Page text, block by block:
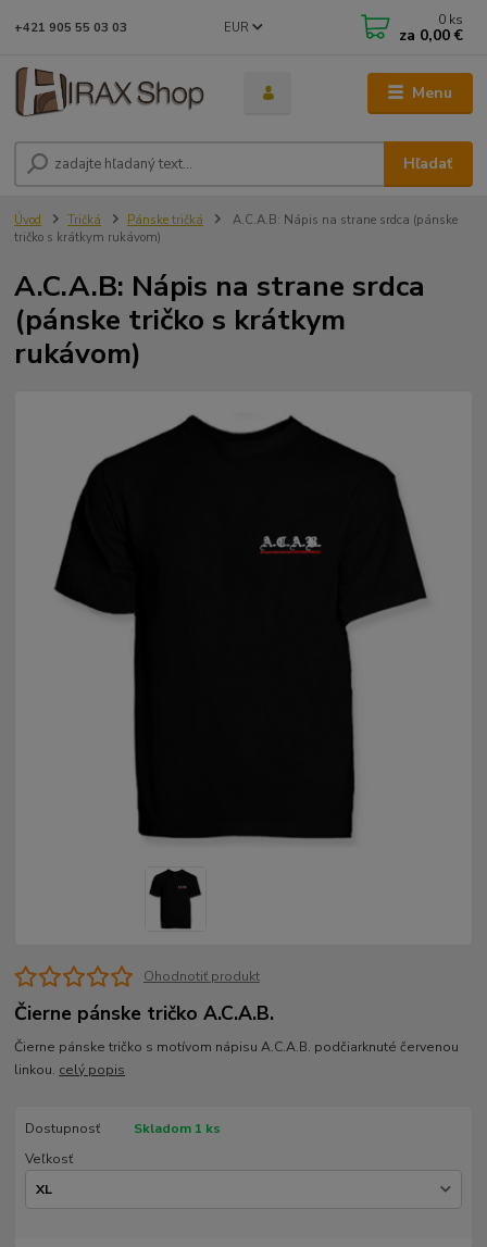
Menu
EUR
Hľadať
+421 905 55 03 03 0 ks
za 0,00 €
Úvod Tričká Pánske tričká
A.C.A.B: Nápis na strane srdca (pánske
tričko s krátkym rukávom)
A.C.A.B: Nápis na strane srdca
(pánske tričko s krátkym
rukávom)
Ohodnotiť produkt
Čierne pánske tričko A.C.A.B.
Čierne pánske tričko s motívom nápisu A.C.A.B. podčiarknuté červenou
linkou. celý popis
Dostupnosť
Skladom 1 ks
Veľkosť